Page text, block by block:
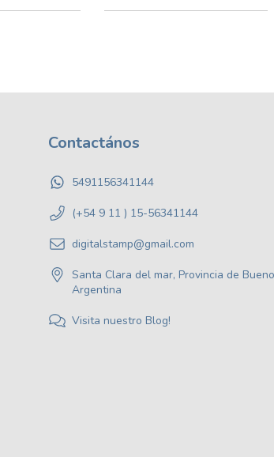
Contactános
5491156341144
(+54 9 11 ) 15-56341144
digitalstamp@gmail.com
Santa Clara del mar, Provincia de
Argentina
Visita nuestro Blog!